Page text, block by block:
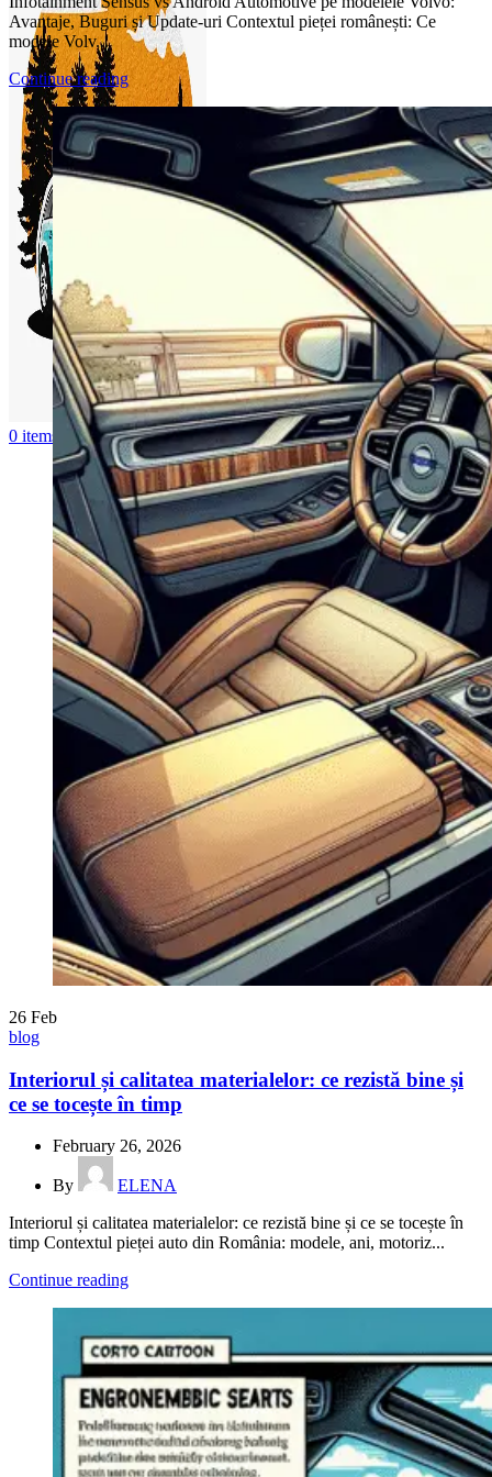
0 items 0,00 lei
Avantaje, Buguri și Update-uri Contextul pieței românești: Ce
modele Volv...
Continue reading
26 Feb
blog
Interiorul și calitatea materialelor: ce rezistă bine și
ce se tocește în timp
February 26, 2026
By
ELENA
Interiorul și calitatea materialelor: ce rezistă bine și ce se tocește în
timp Contextul pieței auto din România: modele, ani, motoriz...
Continue reading